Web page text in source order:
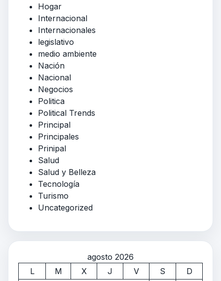
Hogar
Internacional
Internacionales
legislativo
medio ambiente
Nación
Nacional
Negocios
Politica
Political Trends
Principal
Principales
Prinipal
Salud
Salud y Belleza
Tecnología
Turismo
Uncategorized
agosto 2026
L
M X J V S
D